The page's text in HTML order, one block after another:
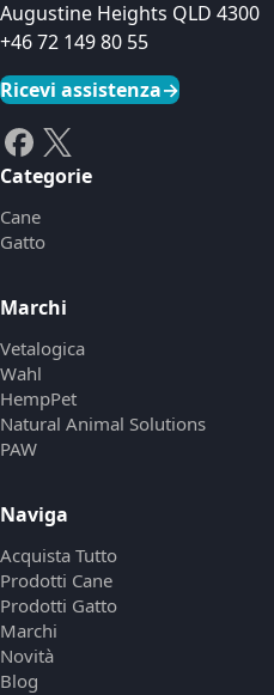
Augustine Heights QLD 4300
+46 72 149 80 55
Ricevi assistenza→
Categorie
Cane
Gatto
Marchi
Vetalogica
Wahl
HempPet
Natural Animal Solutions
PAW
Naviga
Acquista Tutto
Prodotti Cane
Prodotti Gatto
Marchi
Novità
Blog